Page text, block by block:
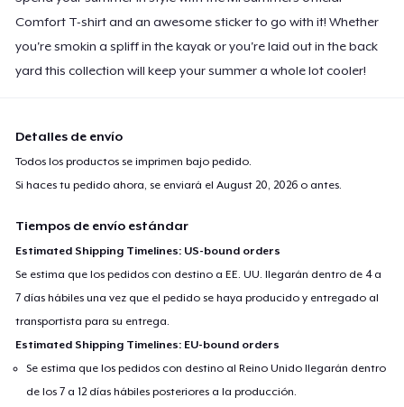
Comfort T-shirt and an awesome sticker to go with it! Whether
you're smokin a spliff in the kayak or you're laid out in the back
yard this collection will keep your summer a whole lot cooler!
Detalles de envío
Todos los productos se imprimen bajo pedido.
Si haces tu pedido ahora, se enviará elAugust 20, 2026 o antes.
Tiempos de envío estándar
Estimated Shipping Timelines: US-bound orders
Se estima que los pedidos con destino a EE. UU. llegarán dentro de 4 a
7 días hábiles una vez que el pedido se haya producido y entregado al
transportista para su entrega.
Estimated Shipping Timelines: EU-bound orders
Se estima que los pedidos con destino al Reino Unido llegarán dentro
de los 7 a 12 días hábiles posteriores a la producción.